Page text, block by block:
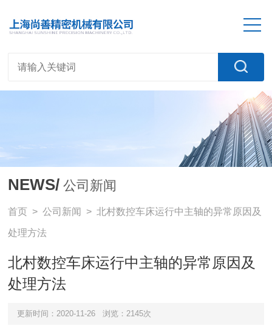
NEWS/ 公司新闻
首页 >公司新闻 > 北村数控车床运行中主轴的异常原因及
处理方法
北村数控车床运行中主轴的异常原因及
处理方法
更新时间：2020-11-26 浏览：2145次